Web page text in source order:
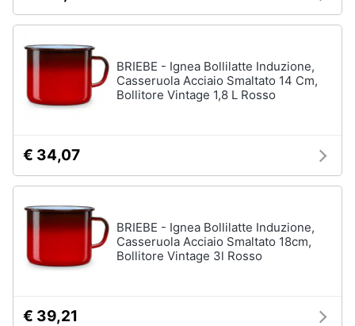
tutti
Elettrodomestici
offerta
offerta
Lavatrici
offerta
Asciugatrice
offerta
offerta
BRIEBE - Ignea Bollilatte Induzione,
Casseruola Acciaio Smaltato 14 Cm,
Bollitore Vintage 1,8 L Rosso
€ 34,07
BRIEBE - Ignea Bollilatte Induzione,
Casseruola Acciaio Smaltato 18cm,
Bollitore Vintage 3l Rosso
€ 39,21